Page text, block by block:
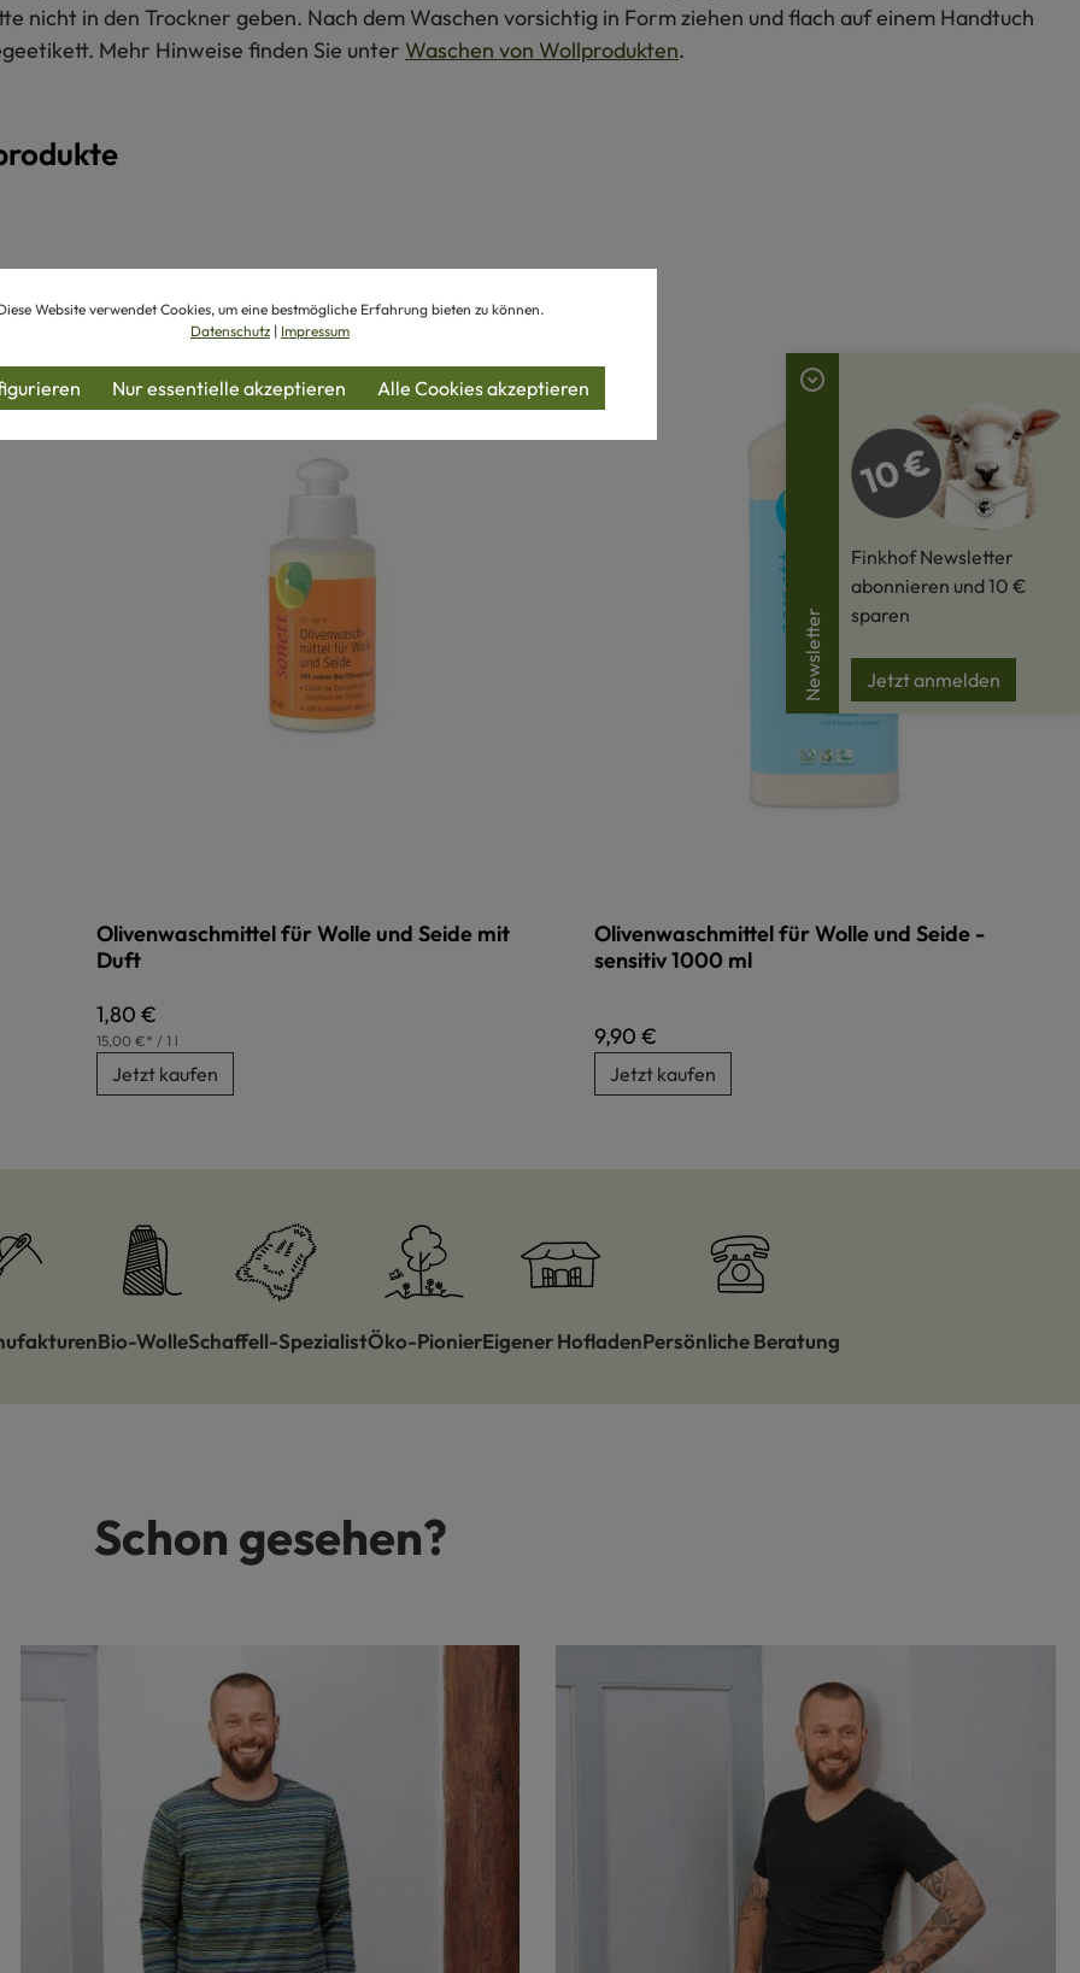
nicht in den Trockner geben. Nach dem Waschen vorsichtig in Form ziehen und flach auf einem Handtuch
Mehr Hinweise finden Sie unter Waschen von Wollprodukten.
Olivenwaschmittel für Wolle und Seide mit
Duft
Regulärer Preis:
1,80 €
15,00 €* / 1 l
Jetzt kaufen
Olivenwaschmittel für Wolle und Seide -
sensitiv 1000 ml
Regulärer Preis:
9,90 €
Jetzt kaufen
Bio-WolleSchaffell-SpezialistÖko-PionierEigener HofladenPersönliche Beratung
Schon gesehen?
Newsletter
Finkhof Newsletter
abonnieren und 10 €
sparen
Jetzt anmelden
Website verwendet Cookies, um eine bestmögliche Erfahrung bieten zu können.
Datenschutz | Impressum
Nur essentielle akzeptieren Alle Cookies akzeptieren